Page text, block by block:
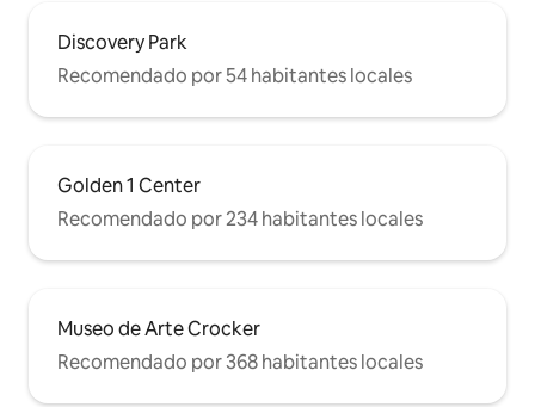
Discovery Park
Recomendado por 54 habitantes locales
Golden 1 Center
Recomendado por 234 habitantes locales
Museo de Arte Crocker
Recomendado por 368 habitantes locales